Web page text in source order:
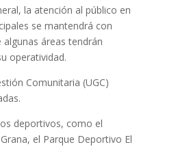
la atención al público en
se mantendrá con
áreas tendrán
operatividad.
Comunitaria (UGC)
deportivos, como el
el Parque Deportivo El